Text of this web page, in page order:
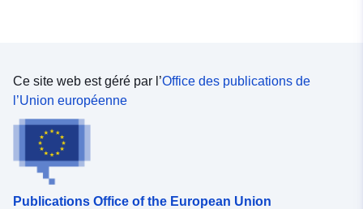
Correspond à:
Ressource:
uriRef:
Ce site web est géré par l’Office des publications de
l’Union européenne
Publications Office of the European Union